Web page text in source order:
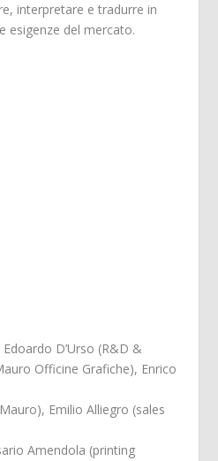
interpretare e tradurre in
esigenze del mercato.
D’Urso (R&D &
Officine Grafiche), Enrico
Emilio Alliegro (sales
Amendola (printing